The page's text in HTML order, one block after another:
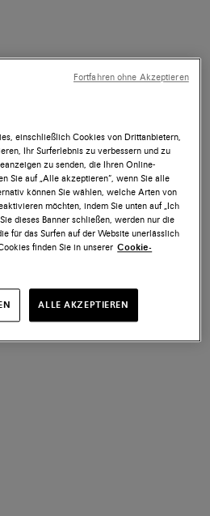
einschließlich Cookies von Drittanbietern,
Ihr Surferlebnis zu verbessern und zu
zu senden, die Ihren Online-
Sie auf „Alle akzeptieren“, wenn Sie alle
können Sie wählen, welche Arten von
möchten, indem Sie unten auf „Ich
dieses Banner schließen, werden nur die
für das Surfen auf der Website unerlässlich
finden Sie in unserer Cookie-
ALLE AKZEPTIEREN
Fortfahren ohne Akzeptieren